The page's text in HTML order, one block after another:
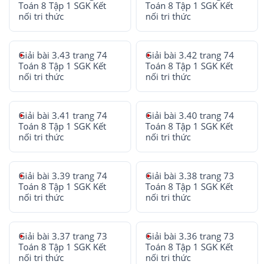
Toán 8 Tập 1 SGK Kết
nối tri thức
Toán 8 Tập 1 SGK Kết
nối tri thức
Giải bài 3.43 trang 74
Toán 8 Tập 1 SGK Kết
nối tri thức
Giải bài 3.42 trang 74
Toán 8 Tập 1 SGK Kết
nối tri thức
Giải bài 3.41 trang 74
Toán 8 Tập 1 SGK Kết
nối tri thức
Giải bài 3.40 trang 74
Toán 8 Tập 1 SGK Kết
nối tri thức
Giải bài 3.39 trang 74
Toán 8 Tập 1 SGK Kết
nối tri thức
Giải bài 3.38 trang 73
Toán 8 Tập 1 SGK Kết
nối tri thức
Giải bài 3.37 trang 73
Toán 8 Tập 1 SGK Kết
nối tri thức
Giải bài 3.36 trang 73
Toán 8 Tập 1 SGK Kết
nối tri thức